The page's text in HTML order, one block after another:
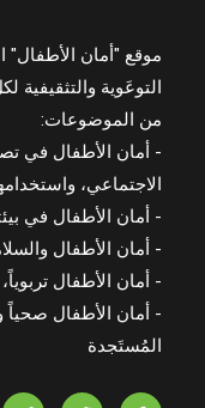
موقع "أمان الأطفال"
التوعَوية والتثقيفية
من الموضوعات:
- أمان الأطفال في
الاجتماعي،
- أمان الأطفال في
- أمان الأطفال
- أمان الأطفال تربوياً،
- أمان الأطفال صحياً
المُستَجدة